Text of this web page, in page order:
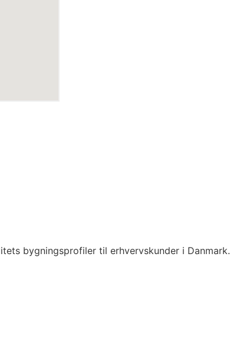
bygningsprofiler til erhvervskunder i Danmark.